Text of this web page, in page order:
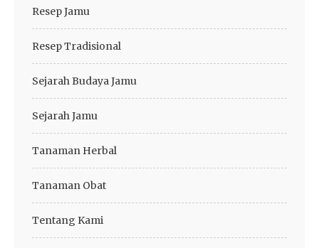
Resep Jamu
Resep Tradisional
Sejarah Budaya Jamu
Sejarah Jamu
Tanaman Herbal
Tanaman Obat
Tentang Kami